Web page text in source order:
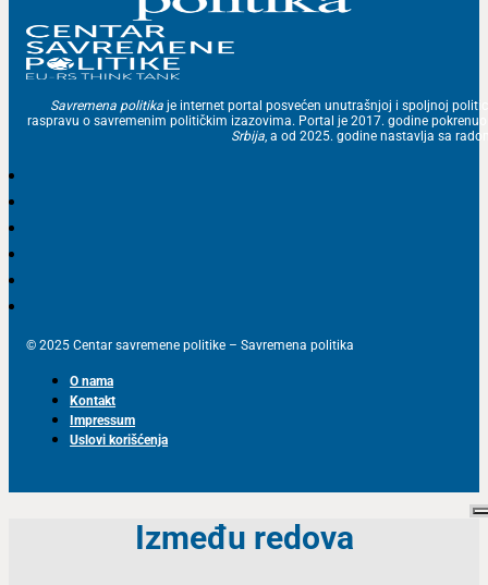
Savremena politika je internet portal posvećen unutrašnjoj i spoljnoj
raspravu o savremenim političkim izazovima. Portal je 2017. godine
Srbija , a od 2025. godine nastavlja sa
© 2025 Centar savremene politike – Savremena politika
O nama
Kontakt
Impressum
Uslovi korišćenja
Između redova